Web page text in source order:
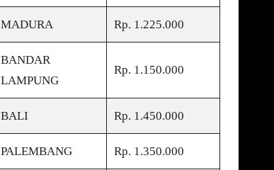
MADURA Rp. 1.225.000
BANDAR
LAMPUNG
Rp. 1.150.000
BALI Rp. 1.450.000
PALEMBANG Rp. 1.350.000